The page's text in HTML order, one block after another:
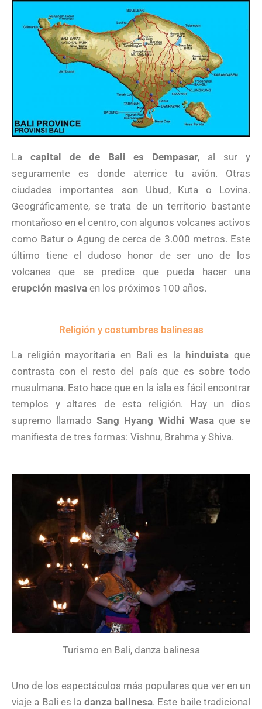
La capital de de Bali es Dempasar, al sur y
seguramente es donde aterrice tu avión. Otras
ciudades importantes son Ubud, Kuta o Lovina.
Geográficamente, se trata de un territorio bastante
montañoso en el centro, con algunos volcanes activos
como Batur o Agung de cerca de 3.000 metros. Este
último tiene el dudoso honor de ser uno de los
volcanes que se predice que pueda hacer una
erupción masiva en los próximos 100 años.
Religión y costumbres balinesas
La religión mayoritaria en Bali es la hinduista que
contrasta con el resto del país que es sobre todo
musulmana. Esto hace que en la isla es fácil encontrar
templos y altares de esta religión. Hay un dios
supremo llamadoSang Hyang Widhi Wasaque se
manifiesta de tres formas: Vishnu, Brahma y Shiva.
Turismo en Bali, danza balinesa
Uno de los espectáculos más populares que ver en un
viaje a Bali es la danza balinesa. Este baile tradicional